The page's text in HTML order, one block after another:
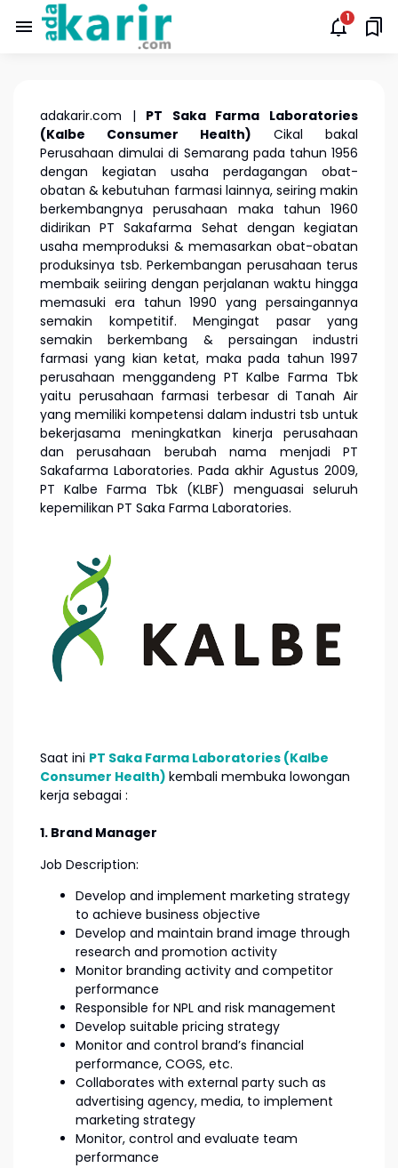
adakarir.com | PT Saka Farma Laboratories
(Kalbe Consumer Health) Cikal bakal
Perusahaan dimulai di Semarang pada tahun 1956
dengan kegiatan usaha perdagangan obat-
obatan & kebutuhan farmasi lainnya, seiring makin
berkembangnya perusahaan maka tahun 1960
didirikan PT Sakafarma Sehat dengan kegiatan
usaha memproduksi & memasarkan obat-obatan
produksinya tsb. Perkembangan perusahaan terus
membaik seiiring dengan perjalanan waktu hingga
memasuki era tahun 1990 yang persaingannya
semakin kompetitif. Mengingat pasar yang
semakin berkembang & persaingan industri
farmasi yang kian ketat, maka pada tahun 1997
perusahaan menggandeng PT Kalbe Farma Tbk
yaitu perusahaan farmasi terbesar di Tanah Air
yang memiliki kompetensi dalam industri tsb untuk
bekerjasama meningkatkan kinerja perusahaan
dan perusahaan berubah nama menjadi PT
Sakafarma Laboratories. Pada akhir Agustus 2009,
PT Kalbe Farma Tbk (KLBF) menguasai seluruh
kepemilikan PT Saka Farma Laboratories.
Saat ini PT Saka Farma Laboratories (Kalbe
Consumer Health) kembali membuka lowongan
kerja sebagai :
1. Brand Manager
Job Description:
Develop and implement marketing strategy
to achieve business objective
Develop and maintain brand image through
research and promotion activity
Monitor branding activity and competitor
performance
Responsible for NPL and risk management
Develop suitable pricing strategy
Monitor and control brand’s financial
performance, COGS, etc.
Collaborates with external party such as
advertising agency, media, to implement
marketing strategy
Monitor, control and evaluate team
performance